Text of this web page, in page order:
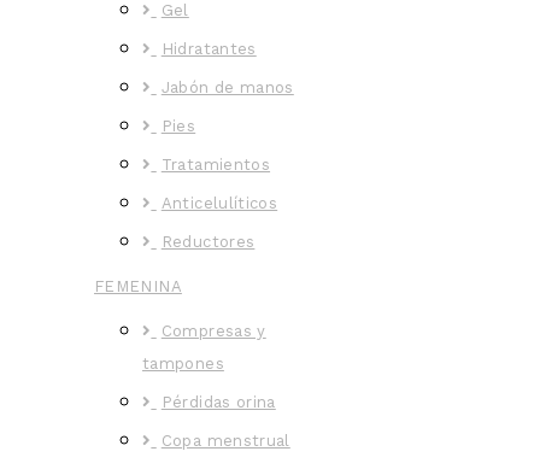
Gel
Hidratantes
Jabón de manos
Pies
Tratamientos
Anticelulíticos
Reductores
FEMENINA
Compresas y
tampones
Pérdidas orina
Copa menstrual